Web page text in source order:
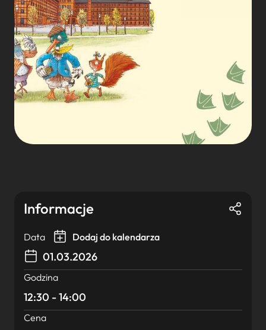
Informacje
Data Dodaj do kalendarza
01.03.2026
Godzina
12:30 - 14:00
Cena